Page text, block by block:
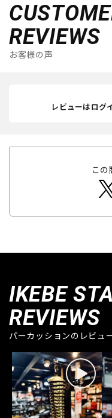
REVIEWS
お客様の声
レビューはログ
この
IKEBE
REVIEWS
パーカッションのレビュ